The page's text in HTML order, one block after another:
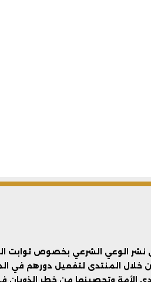
الوعي الشرعي بخصوص ثوابت
من خلال المنتدى لتفعيل دورهم في
الأمة وتحصينها من خطر الذوبان